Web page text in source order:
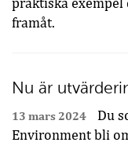
praktiska exempel
framåt.
Nu är
13 mars 2024
Du
Environment bli